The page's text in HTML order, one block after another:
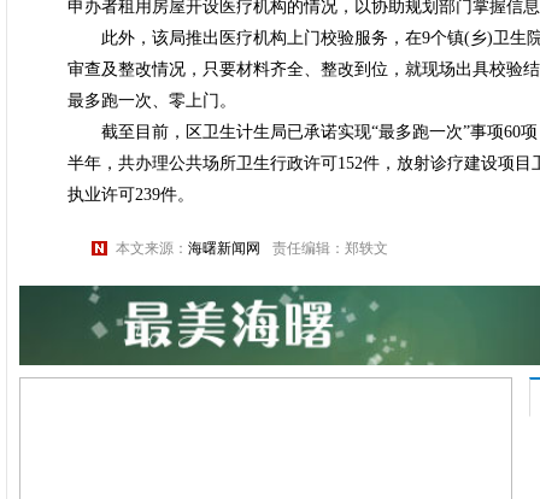
申办者租用房屋开设医疗机构的情况，以协助规划部门掌握信
此外，该局推出医疗机构上门校验服务，在9个镇(乡)卫生
审查及整改情况，只要材料齐全、整改到位，就现场出具校验
最多跑一次、零上门。
截至目前，区卫生计生局已承诺实现“最多跑一次”事项60
半年，共办理公共场所卫生行政许可152件，放射诊疗建设项
执业许可239件。
本文来源： 海曙新闻网 责任编辑：郑轶文